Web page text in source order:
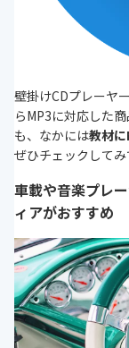
壁掛けCDプレーヤ
らMP3に対応した
も、なかには教材
ぜひチェックしてみ
車載や音楽プレ
ィアがおすすめ